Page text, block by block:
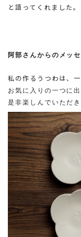
と語ってくれました。
阿部さんからのメッ
私の作るうつわは、
お気に入りの一つに出
是非楽しんでいただき